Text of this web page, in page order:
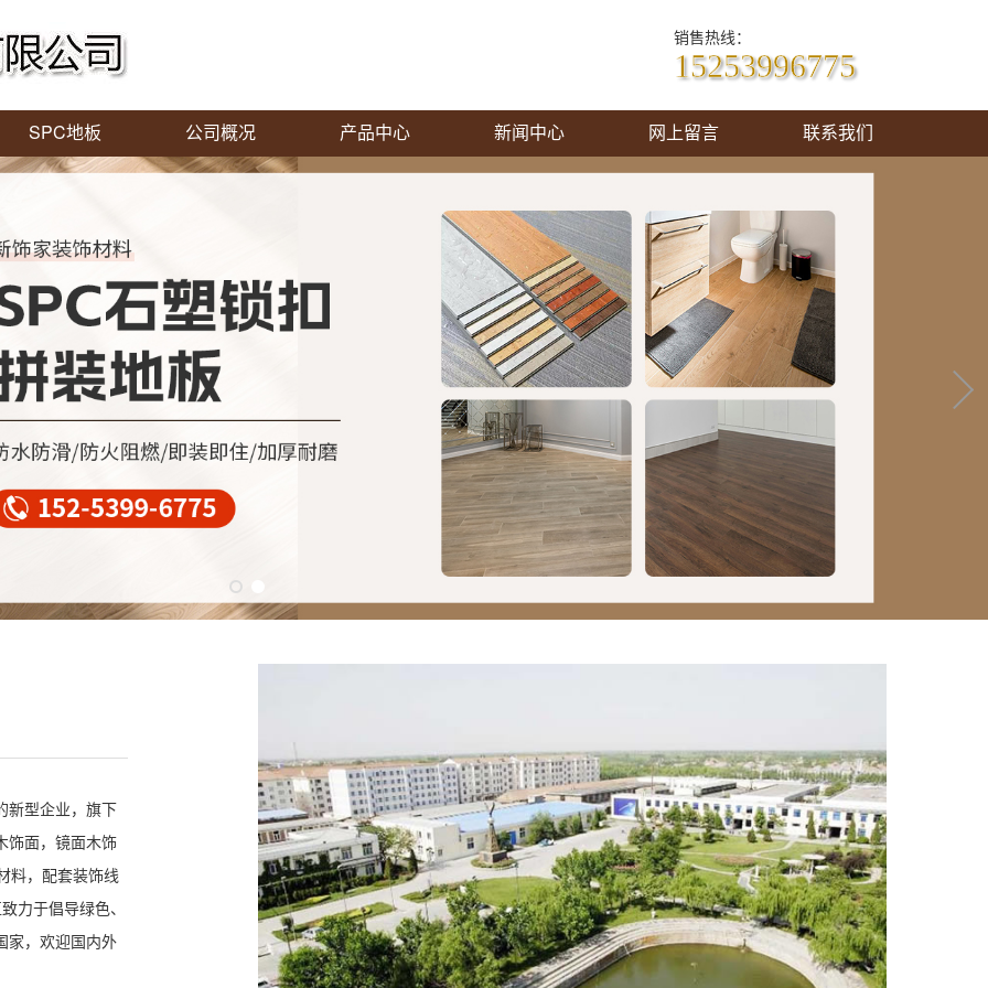
销售热线：
15253996775
SPC地板 公司概况 产品中心 新闻中心 网上留言 联系我们
新型企业，旗下
饰面，镜面木饰
料，配套装饰线
力于倡导绿色、
家，欢迎国内外